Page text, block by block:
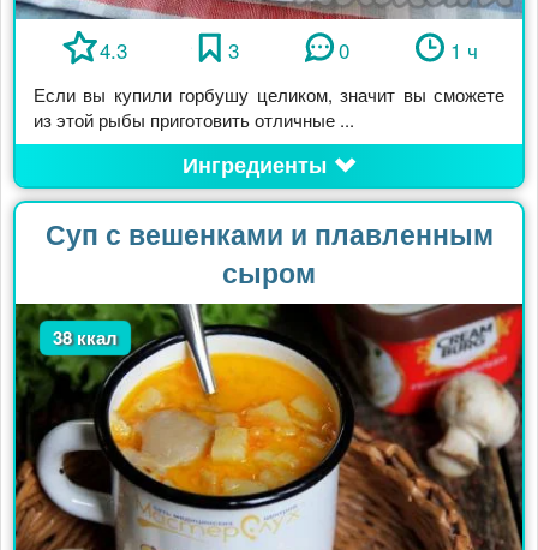
4.3 3 0 1 ч
Если вы купили горбушу целиком, значит вы сможете
из этой рыбы приготовить отличные ...
Ингредиенты
Суп с вешенками и плавленным
сыром
38 ккал